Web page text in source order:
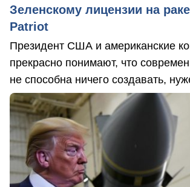
Зеленскому лицензии на
Patriot
Президент США и американские
прекрасно понимают, что
не способна ничего создавать,